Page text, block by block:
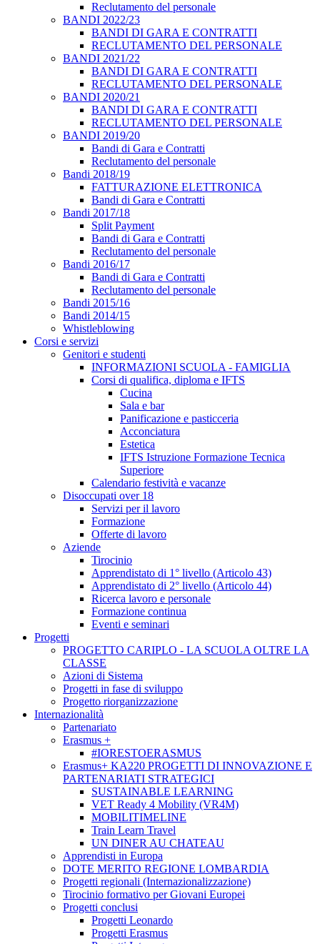
Reclutamento del personale
BANDI 2022/23
BANDI DI GARA E CONTRATTI
RECLUTAMENTO DEL PERSONALE
BANDI 2021/22
BANDI DI GARA E CONTRATTI
RECLUTAMENTO DEL PERSONALE
BANDI 2020/21
BANDI DI GARA E CONTRATTI
RECLUTAMENTO DEL PERSONALE
BANDI 2019/20
Bandi di Gara e Contratti
Reclutamento del personale
Bandi 2018/19
FATTURAZIONE ELETTRONICA
Bandi di Gara e Contratti
Bandi 2017/18
Split Payment
Bandi di Gara e Contratti
Reclutamento del personale
Bandi 2016/17
Bandi di Gara e Contratti
Reclutamento del personale
Bandi 2015/16
Bandi 2014/15
Whistleblowing
Corsi e servizi
Genitori e studenti
INFORMAZIONI SCUOLA - FAMIGLIA
Corsi di qualifica, diploma e IFTS
Cucina
Sala e bar
Panificazione e pasticceria
Acconciatura
Estetica
IFTS Istruzione Formazione Tecnica
Superiore
Calendario festività e vacanze
Disoccupati over 18
Servizi per il lavoro
Formazione
Offerte di lavoro
Aziende
Tirocinio
Apprendistato di 1° livello (Articolo 43)
Apprendistato di 2° livello (Articolo 44)
Ricerca lavoro e personale
Formazione continua
Eventi e seminari
Progetti
PROGETTO CARIPLO - LA SCUOLA OLTRE LA
CLASSE
Azioni di Sistema
Progetti in fase di sviluppo
Progetto riorganizzazione
Internazionalità
Partenariato
Erasmus +
#IORESTOERASMUS
Erasmus+ KA220 PROGETTI DI INNOVAZIONE E
PARTENARIATI STRATEGICI
SUSTAINABLE LEARNING
VET Ready 4 Mobility (VR4M)
MOBILITIMELINE
Train Learn Travel
UN DINER AU CHATEAU
Apprendisti in Europa
DOTE MERITO REGIONE LOMBARDIA
Progetti regionali (Internazionalizzazione)
Tirocinio formativo per Giovani Europei
Progetti conclusi
Progetti Leonardo
Progetti Erasmus